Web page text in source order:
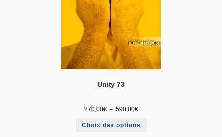
Unity 73
270,00€ – 590,00€
Choix des options